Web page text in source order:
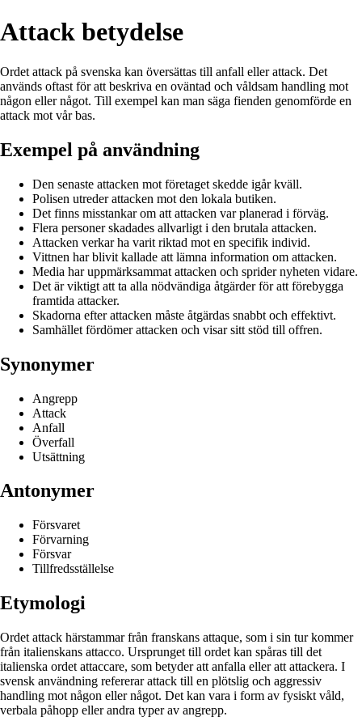
Attack betydelse
Ordet attack på svenska kan översättas till anfall eller attack. Det
används oftast för att beskriva en oväntad och våldsam handling mot
någon eller något. Till exempel kan man säga fienden genomförde en
attack mot vår bas.
Exempel på användning
Den senaste attacken mot företaget skedde igår kväll.
Polisen utreder attacken mot den lokala butiken.
Det finns misstankar om att attacken var planerad i förväg.
Flera personer skadades allvarligt i den brutala attacken.
Attacken verkar ha varit riktad mot en specifik individ.
Vittnen har blivit kallade att lämna information om attacken.
Media har uppmärksammat attacken och sprider nyheten vidare.
Det är viktigt att ta alla nödvändiga åtgärder för att förebygga
framtida attacker.
Skadorna efter attacken måste åtgärdas snabbt och effektivt.
Samhället fördömer attacken och visar sitt stöd till offren.
Synonymer
Angrepp
Attack
Anfall
Överfall
Utsättning
Antonymer
Försvaret
Förvarning
Försvar
Tillfredsställelse
Etymologi
Ordet attack härstammar från franskans attaque, som i sin tur kommer
från italienskans attacco. Ursprunget till ordet kan spåras till det
italienska ordet attaccare, som betyder att anfalla eller att attackera. I
svensk användning refererar attack till en plötslig och aggressiv
handling mot någon eller något. Det kan vara i form av fysiskt våld,
verbala påhopp eller andra typer av angrepp.